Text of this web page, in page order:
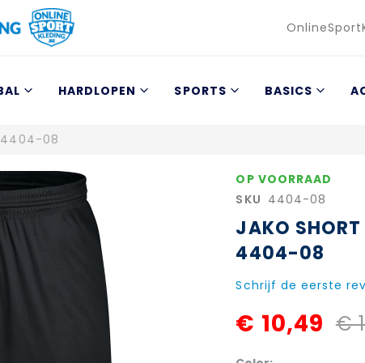
Taal
HARDLOPEN SPORTS BASICS
4404-08
OP VOORRAAD
SKU 4404-08
JAKO
4404-08
Schrijf de eerste
€ 10,49 €